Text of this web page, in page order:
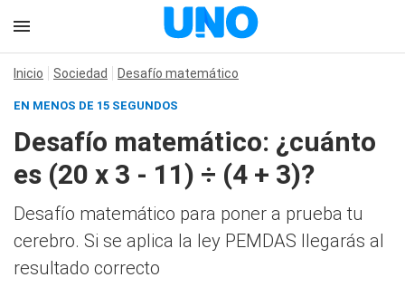
Inicio Sociedad Desafío matemático
EN MENOS DE 15 SEGUNDOS
Desafío matemático: ¿cuánto
es (20 x 3 - 11) ÷ (4 + 3)?
Desafío matemático para poner a prueba tu
cerebro. Si se aplica la ley PEMDAS llegarás al
resultado correcto